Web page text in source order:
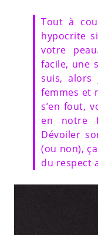
Tout à
hypocrite
votre
facile, une
suis, alors
femmes et
s’en fout,
en notre
Dévoiler
(ou non),
du respect